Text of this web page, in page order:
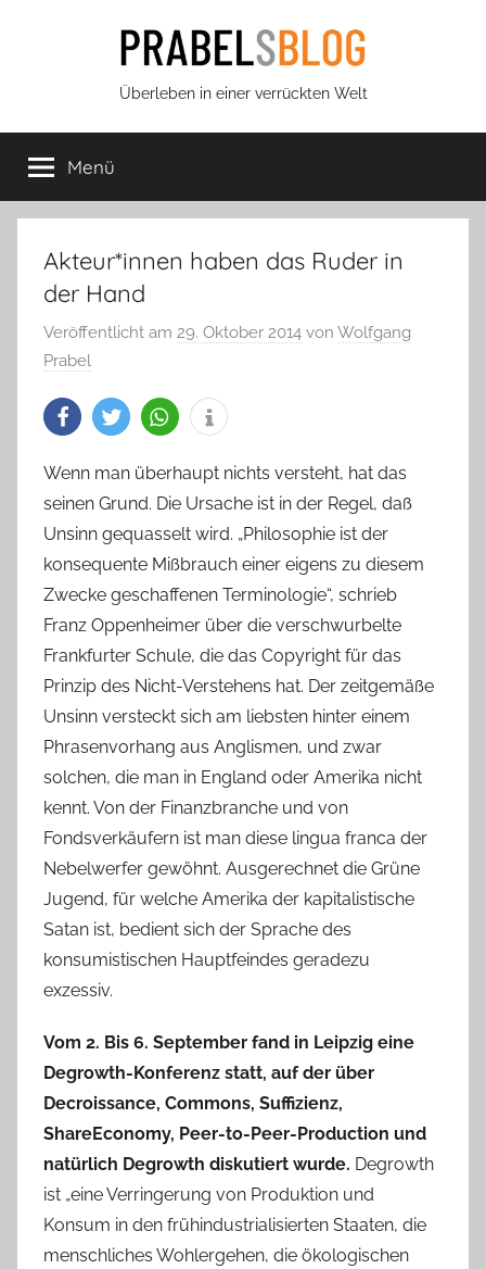
Prabels
Blog
Überleben in einer verrückten Welt
Menü
Akteur*innen haben das Ruder in
der Hand
Veröffentlicht am 29. Oktober 2014 von Wolfgang
Prabel
Wenn man überhaupt nichts versteht, hat das
seinen Grund. Die Ursache ist in der Regel, daß
Unsinn gequasselt wird. „Philosophie ist der
konsequente Mißbrauch einer eigens zu diesem
Zwecke geschaffenen Terminologie“, schrieb
Franz Oppenheimer über die verschwurbelte
Frankfurter Schule, die das Copyright für das
Prinzip des Nicht-Verstehens hat. Der zeitgemäße
Unsinn versteckt sich am liebsten hinter einem
Phrasenvorhang aus Anglismen, und zwar
solchen, die man in England oder Amerika nicht
kennt. Von der Finanzbranche und von
Fondsverkäufern ist man diese lingua franca der
Nebelwerfer gewöhnt. Ausgerechnet die Grüne
Jugend, für welche Amerika der kapitalistische
Satan ist, bedient sich der Sprache des
konsumistischen Hauptfeindes geradezu
exzessiv.
Vom 2. Bis 6. September fand in Leipzig eine
Degrowth-Konferenz statt, auf der über
Decroissance, Commons, Suffizienz,
ShareEconomy, Peer-to-Peer-Production und
natürlich Degrowth diskutiert wurde. Degrowth
ist „eine Verringerung von Produktion und
Konsum in den frühindustrialisierten Staaten, die
menschliches Wohlergehen, die ökologischen